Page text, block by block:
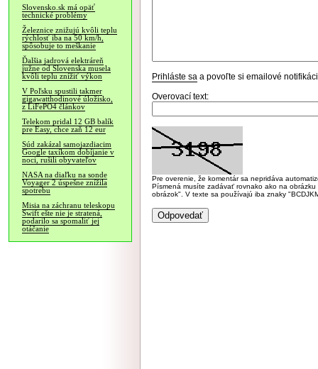
Slovensko.sk má opäť
technické problémy
Železnice znižujú kvôli teplu
rýchlosť iba na 50 km/h,
spôsobuje to meškanie
Ďalšia jadrová elektráreň
južne od Slovenska musela
kvôli teplu znížiť výkon
V Poľsku spustili takmer
gigawatthodinové úložisko,
z LiFePO4 článkov
Telekom pridal 12 GB balík
pre Easy, chce zaň 12 eur
Súd zakázal samojazdiacim
Google taxíkom dobíjanie v
noci, rušili obyvateľov
NASA na diaľku na sonde
Voyager 2 úspešne znížila
spotrebu
Misia na záchranu teleskopu
Swift ešte nie je stratená,
podarilo sa spomaliť jej
otáčanie
Prihláste sa a povoľte si emailové
Overovací text:
Pre overenie, že komentár sa nepridáva
Písmená musíte zadávať rovnako ako na
obrázok". V texte sa používajú iba znaky